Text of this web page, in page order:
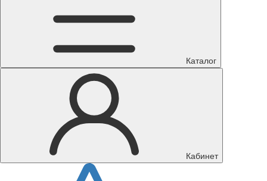
Каталог
Кабинет